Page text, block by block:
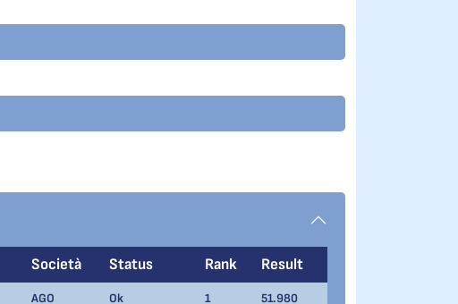
Società Status Rank Result
AGO Ok 1 51.980